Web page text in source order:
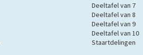
Deeltafel van 7
Deeltafel van 8
Deeltafel van 9
Deeltafel van 10
Staartdelingen